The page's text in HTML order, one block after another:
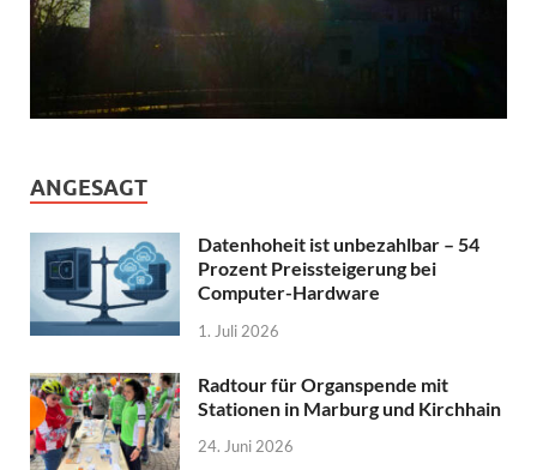
ANGESAGT
Datenhoheit ist unbezahlbar – 54
Prozent Preissteigerung bei
Computer-Hardware
1. Juli 2026
Radtour für Organspende mit
Stationen in Marburg und Kirchhain
24. Juni 2026